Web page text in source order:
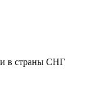
в страны СНГ